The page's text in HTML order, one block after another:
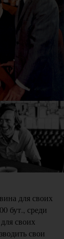
для своих
бут., среди
своих
свои